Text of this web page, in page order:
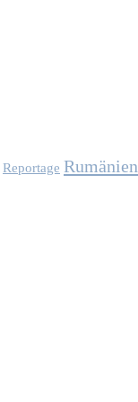
Reportage Rumänien